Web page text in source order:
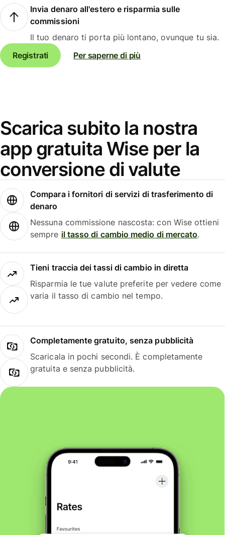
Invia denaro all'estero e risparmia sulle
commissioni
Il tuo denaro ti porta più lontano, ovunque tu sia.
Registrati
Per saperne di più
Scarica subito la nostra
app gratuita Wise per la
conversione di valute
Compara i fornitori di servizi di trasferimento di
denaro
Nessuna commissione nascosta: con Wise ottieni
sempre il tasso di cambio medio di mercato.
Tieni traccia dei tassi di cambio in diretta
Risparmia le tue valute preferite per vedere come
varia il tasso di cambio nel tempo.
Completamente gratuito, senza pubblicità
Scaricala in pochi secondi. È completamente
gratuita e senza pubblicità.